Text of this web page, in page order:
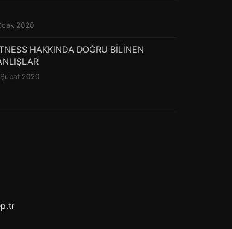
2020
HAKKINDA DOĞRU BİLİNEN
Şubat 2020